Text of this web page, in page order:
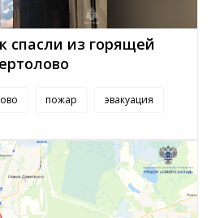
спасли из горящей
пожар эвакуация